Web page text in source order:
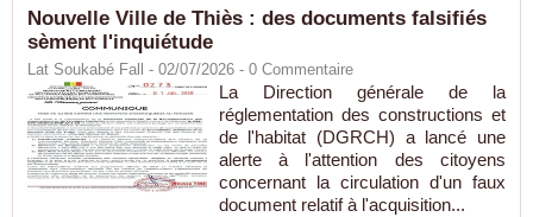
Nouvelle Ville de Thiès : des documents falsifiés
sèment l'inquiétude
Lat Soukabé Fall - 02/07/2026 - 0 Commentaire
La Direction générale de la
réglementation des constructions et
de l'habitat (DGRCH) a lancé une
alerte à l'attention des citoyens
concernant la circulation d'un faux
document relatif à l'acquisition...